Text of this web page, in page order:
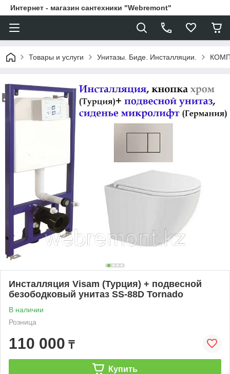
Интернет - магазин сантехники "Webremont"
Товары и услуги Унитазы. Биде. Инсталляции.
Инсталляция Visam (Турция) + подвесной
безободковый унитаз SS-88D Tornado
В наличии
Розница
110 000 ₸
Купить